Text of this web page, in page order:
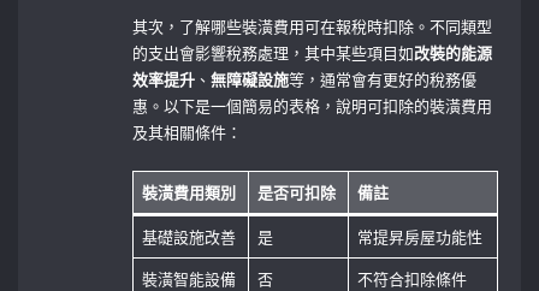
其次，了解哪些裝潢費用可在報稅時扣除。不同類型
的支出會影響稅務處理，其中某些項目如改裝的能源
效率提升 、無障礙設施等，通常會有更好的稅務優
惠。以下是一個簡易的表格，說明可扣除的裝潢費用
及其相關條件：
裝潢費用類別 是否可扣除 備註
基礎設施改善 是
常提昇房屋功能性
裝潢智能設備
否
不符合扣除條件